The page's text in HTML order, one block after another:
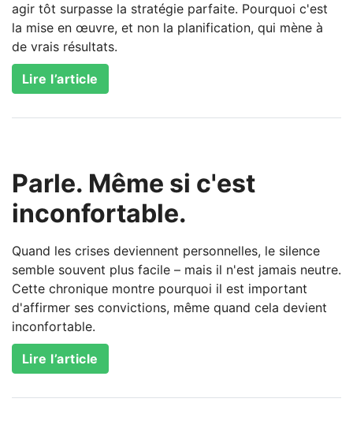
agir tôt surpasse la stratégie parfaite. Pourquoi c'est
la mise en œuvre, et non la planification, qui mène à
de vrais résultats.
Lire l’article
Parle. Même si c'est
inconfortable.
Quand les crises deviennent personnelles, le silence
semble souvent plus facile – mais il n'est jamais neutre.
Cette chronique montre pourquoi il est important
d'affirmer ses convictions, même quand cela devient
inconfortable.
Lire l’article